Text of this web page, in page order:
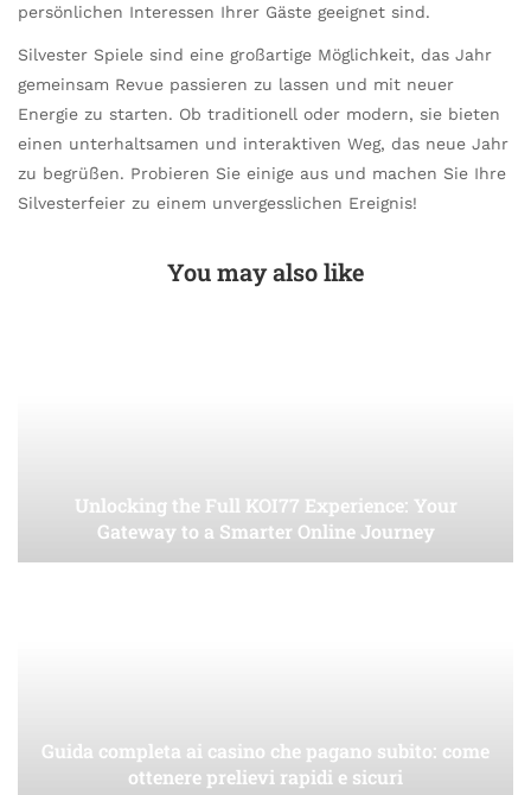
persönlichen Interessen Ihrer Gäste geeignet sind.
Silvester Spiele sind eine großartige Möglichkeit, das Jahr
gemeinsam Revue passieren zu lassen und mit neuer
Energie zu starten. Ob traditionell oder modern, sie bieten
einen unterhaltsamen und interaktiven Weg, das neue Jahr
zu begrüßen. Probieren Sie einige aus und machen Sie Ihre
Silvesterfeier zu einem unvergesslichen Ereignis!
You may also like
Unlocking the Full KOI77 Experience: Your
Gateway to a Smarter Online Journey
Guida completa ai casino che pagano subito: come
ottenere prelievi rapidi e sicuri